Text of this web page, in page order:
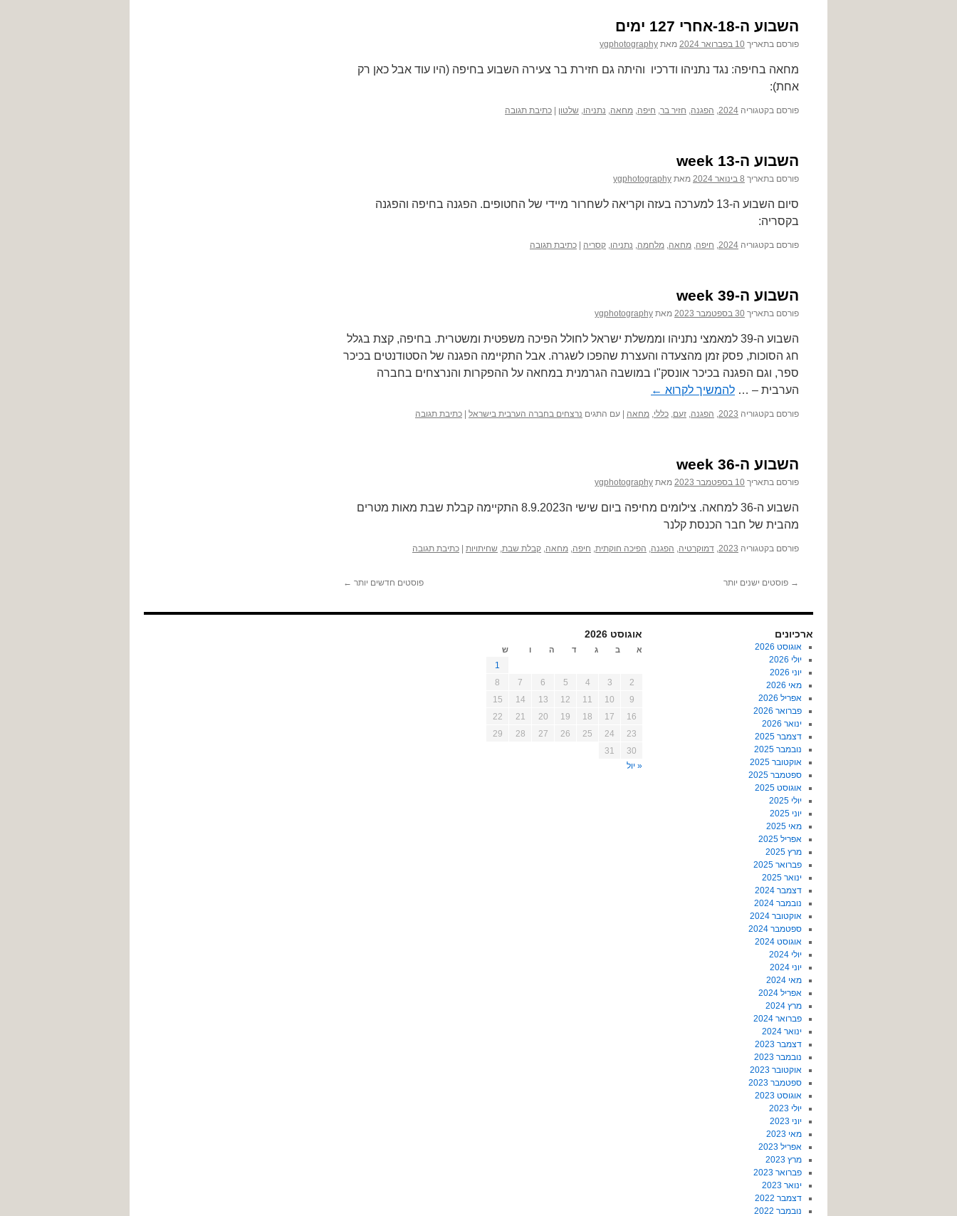
השבוע ה-18-אחרי 127 ימים
פורסם בתאריך 10 בפברואר 2024 מאת ygphotography
מחאה בחיפה: נגד נתניהו ודרכיו והיתה גם חזירת בר צעירה השבוע בחיפה (היו עוד אבל כאן רק
אחת):
פורסם בקטגוריה 2024
, הפגנה, חזיר בר, חיפה, מחאה, נתניהו, שלטון כתיבת תגובה
השבוע ה-13 week
פורסם בתאריך 8 בינואר 2024 מאת ygphotography
סיום השבוע ה-13 למערכה בעזה וקריאה לשחרור מיידי של החטופים. הפגנה בחיפה והפגנה
בקסריה:
פורסם בקטגוריה 2024
, חיפה, מחאה, מלחמה, נתניהו, קסריה כתיבת תגובה
השבוע ה-39 week
פורסם בתאריך 30 בספטמבר 2023 מאת ygphotography
השבוע ה-39 למאמצי נתניהו וממשלת ישראל לחולל הפיכה משפטית ומשטרית. בחיפה, קצת בגלל
חג הסוכות, פסק זמן מהצעדה והעצרת שהפכו לשגרה. אבל התקיימה הפגנה של הסטודנטים בכיכר
ספר, וגם הפגנה בכיכר אונסק"ו במושבה הגרמנית במחאה על ההפקרות והנרצחים בחברה
הערבית – … להמשיך לקרוא ←
פורסם בקטגוריה 2023
, הפגנה, זעם, כללי, מחאה עם התגים נרצחים בחברה הערבית בישראל כתיבת תגובה
השבוע ה-36 week
פורסם בתאריך 10 בספטמבר 2023 מאת ygphotography
השבוע ה-36 למחאה. צילומים מחיפה ביום שישי ה8.9.2023 התקיימה קבלת שבת מאות מטרים
מהבית של חבר הכנסת קלנר
פורסם בקטגוריה 2023
, דמוקרטיה, הפגנה, הפיכה חוקתית, חיפה, מחאה, קבלת שבת, שחיתויות כתיבת תגובה
→ פוסטים ישנים יותר פוסטים חדשים יותר ←
ארכיונים
אוגוסט 2026
יולי 2026
יוני 2026
מאי 2026
אפריל 2026
פברואר 2026
ינואר 2026
דצמבר 2025
נובמבר 2025
אוקטובר 2025
ספטמבר 2025
אוגוסט 2025
יולי 2025
יוני 2025
מאי 2025
אפריל 2025
מרץ 2025
פברואר 2025
ינואר 2025
דצמבר 2024
נובמבר 2024
אוקטובר 2024
ספטמבר 2024
אוגוסט 2024
יולי 2024
יוני 2024
מאי 2024
אפריל 2024
מרץ 2024
פברואר 2024
ינואר 2024
דצמבר 2023
נובמבר 2023
אוקטובר 2023
ספטמבר 2023
אוגוסט 2023
יולי 2023
יוני 2023
מאי 2023
אפריל 2023
מרץ 2023
פברואר 2023
ינואר 2023
דצמבר 2022
נובמבר 2022
אוגוסט 2026
א ב ג ד ה ו ש
1
2
3
4
5
6
7
8
9
10
11
12
13
14
15
16
17
18
19
20
21
22
23
24
25
26
27
28
29
30
31
« יול